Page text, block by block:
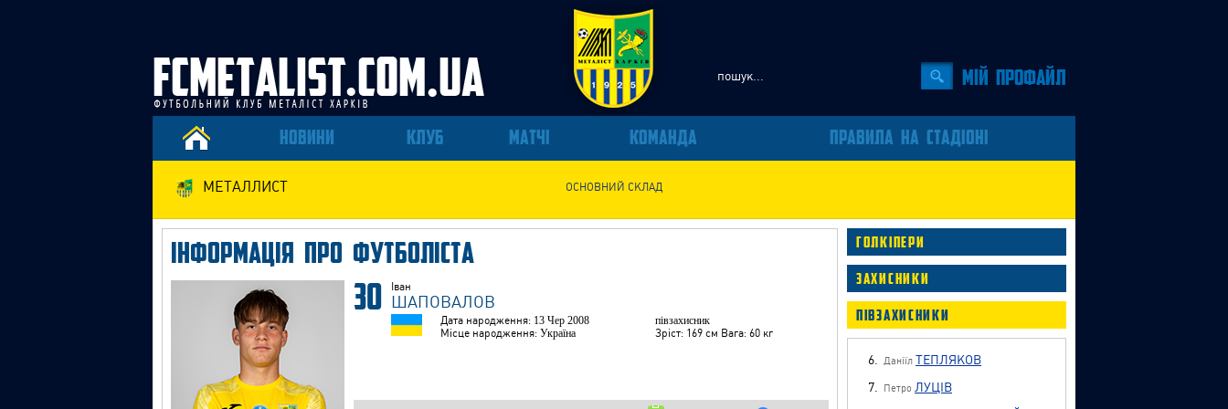
Мiй профайл
НОВИНИ КЛУБ МАТЧІ КОМАНДА ПРАВИЛА НА СТАДІОНІ
МЕТАЛЛИСТ ОСНОВНИЙ СКЛАД
ІНФОРМАЦІЯ ПРО ФУТБОЛІСТА
30 Іван
ШАПОВАЛОВ
Дата народження: 13 Чер 2008
півзахисник
Місце народження: Україна Зріст: 169 см Вага: 60 кг
ГОЛКІПЕРИ
ЗАХИСНИКИ
ПІВЗАХИСНИКИ
6. Даніїл ТЕПЛЯКОВ
7.
Петро ЛУЦІВ